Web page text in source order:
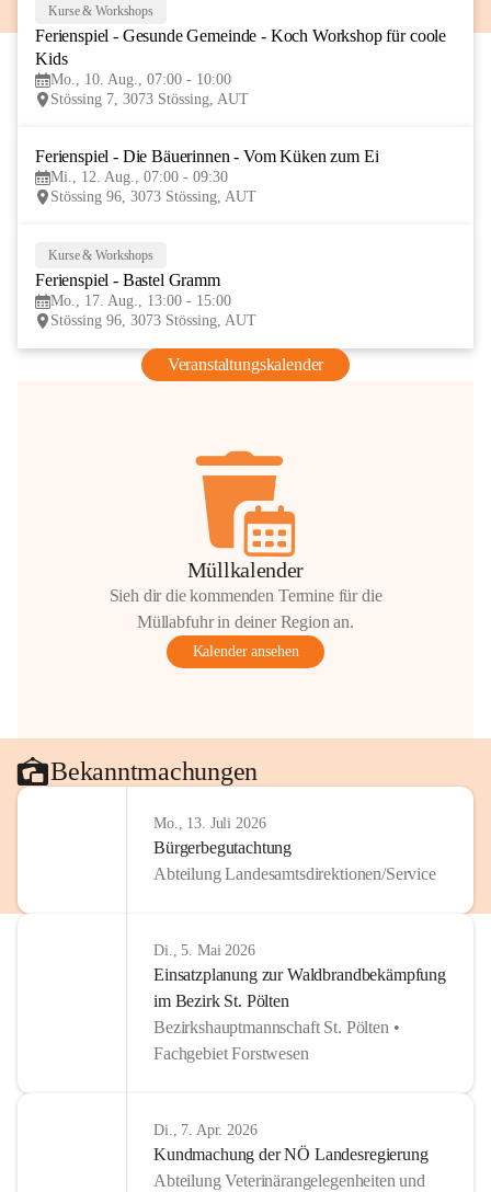
AUG
Kurse & Workshops
Ferienspiel - Gesunde Gemeinde - Koch Workshop für coole
Kids
Mo., 10. Aug., 07:00 - 10:00
Stössing 7, 3073 Stössing, AUT
Ferienspiel - Die Bäuerinnen - Vom Küken zum Ei
Mi., 12. Aug., 07:00 - 09:30
Stössing 96, 3073 Stössing, AUT
Kurse & Workshops
Ferienspiel - Bastel Gramm
Mo., 17. Aug., 13:00 - 15:00
Stössing 96, 3073 Stössing, AUT
Veranstaltungskalender
Müllkalender
Sieh dir die kommenden Termine für die
Müllabfuhr in deiner Region an.
Kalender ansehen
Bekanntmachungen
Mo., 13. Juli 2026
Bürgerbegutachtung
Abteilung Landesamtsdirektionen/Service
Di., 5. Mai 2026
Einsatzplanung zur Waldbrandbekämpfung
im Bezirk St. Pölten
Bezirkshauptmannschaft St. Pölten •
Fachgebiet Forstwesen
Di., 7. Apr. 2026
Kundmachung der NÖ Landesregierung
Abteilung Veterinärangelegenheiten und